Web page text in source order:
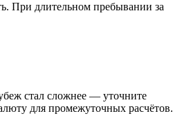
При длительном пребывании за
стал сложнее — уточните
для промежуточных расчётов.